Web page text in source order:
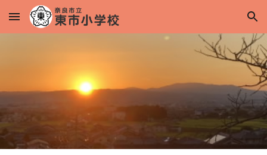
Skip to main content Skip to navigation